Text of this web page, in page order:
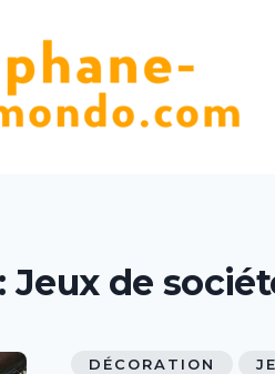
Jeux de
DÉCORATION